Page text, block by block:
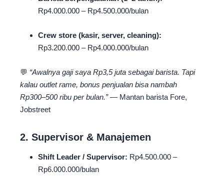
Rp4.000.000 – Rp4.500.000/bulan
Crew store (kasir, server, cleaning):
Rp3.200.000 – Rp4.000.000/bulan
💬 “Awalnya gaji saya Rp3,5 juta sebagai barista. Tapi
kalau outlet rame, bonus penjualan bisa nambah
Rp300–500 ribu per bulan.”— Mantan barista Fore,
Jobstreet
2. Supervisor & Manajemen
Shift Leader / Supervisor: Rp4.500.000 –
Rp6.000.000/bulan